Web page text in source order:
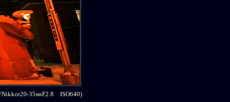
35㎜F2.8 ISO640)